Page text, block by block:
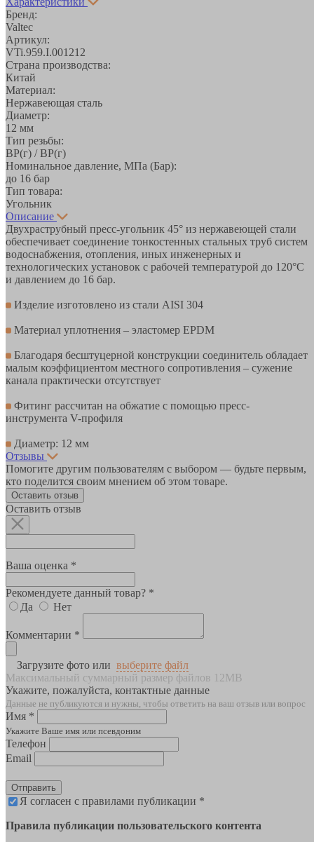
Бренд:
Valtec
Артикул:
VTi.959.I.001212
Страна производства:
Китай
Материал:
Нержавеющая сталь
Диаметр:
12 мм
Тип резьбы:
ВР(г) / ВР(г)
Номинальное давление, МПа (Бар):
до 16 бар
Тип товара:
Угольник
Описание
Двухраструбный пресс-угольник 45° из нержавеющей стали
обеспечивает соединение тонкостенных стальных труб систем
водоснабжения, отопления, иных инженерных и
технологических установок с рабочей температурой до 120°С
и давлением до 16 бар.
Изделие изготовлено из стали AISI 304
Материал уплотнения – эластомер EPDM
Благодаря бесштуцерной конструкции соединитель обладает
малым коэффициентом местного сопротивления – сужение
канала практически отсутствует
Фитинг рассчитан на обжатие с помощью пресс-
инструмента V-профиля
Диаметр: 12 мм
Отзывы
Помогите другим пользователям с выбором — будьте первым,
кто поделится своим мнением об этом товаре.
Оставить отзыв
Оставить отзыв
Ваша оценка *
Рекомендуете данный товар? *
Да
Нет
Комментарии *
Загрузите фото или выберите файл
Максимальный суммарный размер файлов 12MB
Укажите, пожалуйста, контактные данные
Данные не публикуются и нужны, чтобы ответить на ваш отзыв или вопрос
Имя *
Укажите Ваше имя или псевдоним
Телефон
Email
Отправить
Я согласен с правилами публикации *
Правила публикации пользовательского контента